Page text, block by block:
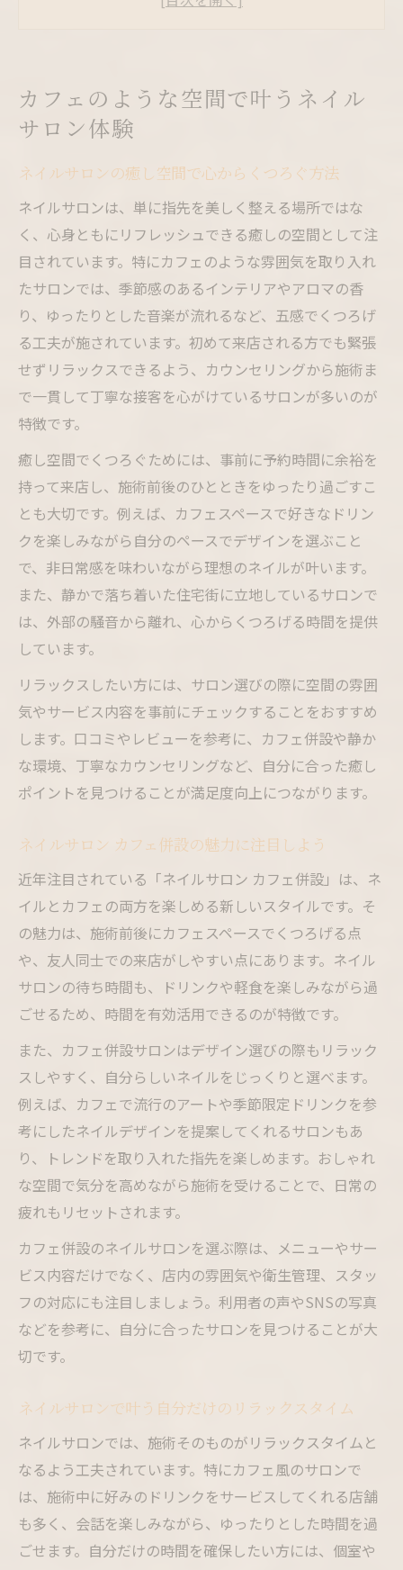
カフェ風ネイルサロンで非日常を楽しむコ
ツ
ネイルサロンの空間作りが満足度に与える
自分らしさを演出するネイルサロン選びのポイ
ント
ネイルサロン選びは自分らしさ重視が大切
カフェ併設ネイルサロンの選び方と特徴
ネイルサロンの雰囲気がデザインに与える
効果
自分に合うネイルサロンの見極め方を解説
イント
ネイルサロン利用前の自爪ケア心得
ネイルサロン前に自爪を切るべきか迷った
ら
ネイルサロン利用時の自爪ケア基本ガイド
自爪の長さと状態を整えるポイント
ネイルサロン前のセルフケア注意点とは
策
くつろぎの中で楽しむネイルデザインの魅力
ネイルサロンで叶うトレンドデザインの楽
しみ
ン
ネイルサロン発自分らしいカラー選びのコ
ネイルサロンのアート体験で個性を表現
ネイルサロンで叶うニュアンスネイルの魅
力
継続できるネイルサロン通い方ガイド
ネイルサロン通いを続けるための工夫とコ
ツ
ネイルサロンの料金相場と予算管理のポイ
ント
ネイルサロンで無理なくおしゃれを楽しむ
秘訣
ネイルサロン継続のための施術頻度目安
ネイルサロン利用で気をつけたいコストの
考え方
癒やしとおしゃれを両立するネイルサロン活用
術
ネイルサロン活用で自分らしい毎日を楽し
む
ネイルサロン空間で心も指先もリフレッシ
ュ
ネイルサロンのカフェ併設で充実した時間
を
カフェのような空間で叶うネイル
サロン体験
ネイルサロンの癒し空間で心からくつろぐ方法
ネイルサロンは、単に指先を美しく整える場所ではな
く、心身ともにリフレッシュできる癒しの空間として注
目されています。特にカフェのような雰囲気を取り入れ
たサロンでは、季節感のあるインテリアやアロマの香
り、ゆったりとした音楽が流れるなど、五感でくつろげ
る工夫が施されています。初めて来店される方でも緊張
せずリラックスできるよう、カウンセリングから施術ま
で一貫して丁寧な接客を心がけているサロンが多いのが
特徴です。
癒し空間でくつろぐためには、事前に予約時間に余裕を
持って来店し、施術前後のひとときをゆったり過ごすこ
とも大切です。例えば、カフェスペースで好きなドリン
クを楽しみながら自分のペースでデザインを選ぶこと
で、非日常感を味わいながら理想のネイルが叶います。
また、静かで落ち着いた住宅街に立地しているサロンで
は、外部の騒音から離れ、心からくつろげる時間を提供
しています。
リラックスしたい方には、サロン選びの際に空間の雰囲
気やサービス内容を事前にチェックすることをおすすめ
します。口コミやレビューを参考に、カフェ併設や静か
な環境、丁寧なカウンセリングなど、自分に合った癒し
ポイントを見つけることが満足度向上につながります。
ネイルサロン カフェ併設の魅力に注目しよう
近年注目されている「ネイルサロン カフェ併設」は、ネ
イルとカフェの両方を楽しめる新しいスタイルです。そ
の魅力は、施術前後にカフェスペースでくつろげる点
や、友人同士での来店がしやすい点にあります。ネイル
サロンの待ち時間も、ドリンクや軽食を楽しみながら過
ごせるため、時間を有効活用できるのが特徴です。
また、カフェ併設サロンはデザイン選びの際もリラック
スしやすく、自分らしいネイルをじっくりと選べます。
例えば、カフェで流行のアートや季節限定ドリンクを参
考にしたネイルデザインを提案してくれるサロンもあ
り、トレンドを取り入れた指先を楽しめます。おしゃれ
な空間で気分を高めながら施術を受けることで、日常の
疲れもリセットされます。
カフェ併設のネイルサロンを選ぶ際は、メニューやサー
ビス内容だけでなく、店内の雰囲気や衛生管理、スタッ
フの対応にも注目しましょう。利用者の声やSNSの写真
などを参考に、自分に合ったサロンを見つけることが大
切です。
ネイルサロンで叶う自分だけのリラックスタイム
ネイルサロンでは、施術そのものがリラックスタイムと
なるよう工夫されています。特にカフェ風のサロンで
は、施術中に好みのドリンクをサービスしてくれる店舗
も多く、会話を楽しみながら、ゆったりとした時間を過
ごせます。自分だけの時間を確保したい方には、個室や